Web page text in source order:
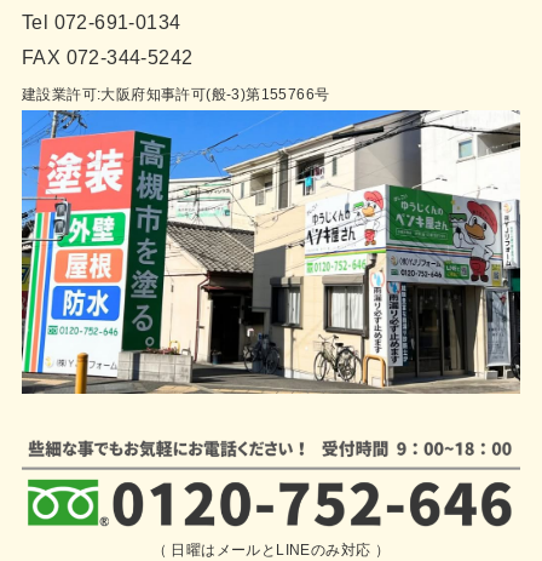
Tel 072-691-0134
FAX 072-344-5242
建設業許可:大阪府知事許可(般-3)第155766号
（ 日曜はメールとLINEのみ対応 ）